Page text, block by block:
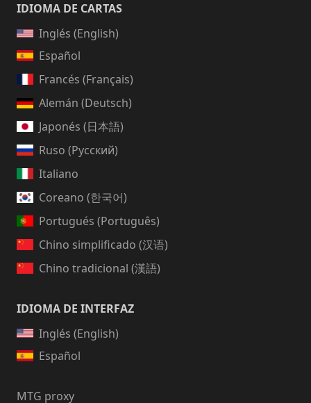
IDIOMA DE CARTAS
Inglés (English)
Español
Francés (Français)
Alemán (Deutsch)
Japonés (日本語)
Ruso (Русский)
Italiano
Coreano (한국어)
Portugués (Português)
Chino simplificado (汉语)
Chino tradicional (漢語)
IDIOMA DE INTERFAZ
Inglés (English)
Español
MTG proxy